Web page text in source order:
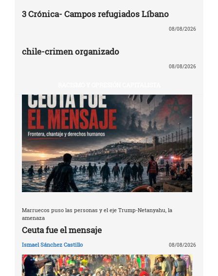
3 Crónica- Campos refugiados Líbano
08/08/2026
chile-crimen organizado
08/08/2026
Marruecos puso las personas y el eje Trump-Netanyahu, la
amenaza
Ceuta fue el mensaje
Ismael Sánchez Castillo 08/08/2026